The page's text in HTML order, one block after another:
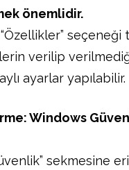
önemlidir.
seçeneği
verilip
ayarlar yapılabilir.
Windows
sekmesine